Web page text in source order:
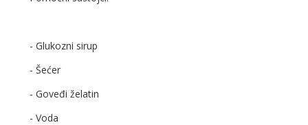
- Glukozni sirup
- Šećer
- Goveđi želatin
- Voda